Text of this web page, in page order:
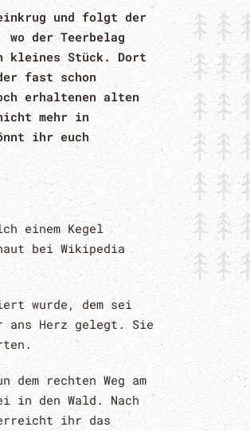
und folgt der
der Teerbelag
kleines Stück. Dort
fast schon
erhaltenen alten
mehr in
ihr euch
einem Kegel
bei Wikipedia
wurde, dem sei
ans Herz gelegt. Sie
dem rechten Weg am
in den Wald. Nach
ihr das